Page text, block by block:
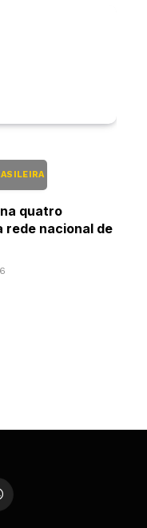
quatro
nacional de